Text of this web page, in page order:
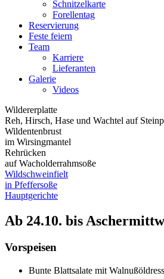
Schnitzelkarte
Forellentag
Reservierung
Feste feiern
Team
Karriere
Lieferanten
Galerie
Videos
Wildererplatte
Reh, Hirsch, Hase und Wachtel auf
Wildentenbrust
im Wirsingmantel
Rehrücken
auf Wacholderrahmsoße
Wildschweinfielt
in Pfeffersoße
Hauptgerichte
Ab 24.10. bis
Vorspeisen
Bunte Blattsalate mit